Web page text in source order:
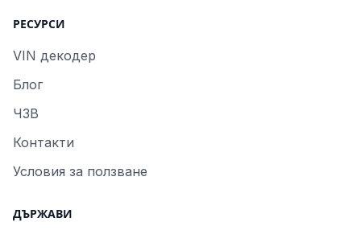
РЕСУРСИ
VIN декодер
Блог
ЧЗВ
Контакти
Условия за ползване
ДЪРЖАВИ